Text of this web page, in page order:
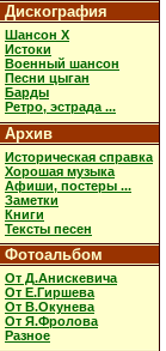
Дискография
Шансон X
Истоки
Военный шансон
Песни цыган
Барды
Ретро, эстрада ...
Архив
Историческая справка
Хорошая музыка
Афиши, постеры ...
Заметки
Книги
Тексты песен
Фотоальбом
От Д.Анискевича
От Е.Гиршева
От В.Окунева
От Я.Фролова
Разное